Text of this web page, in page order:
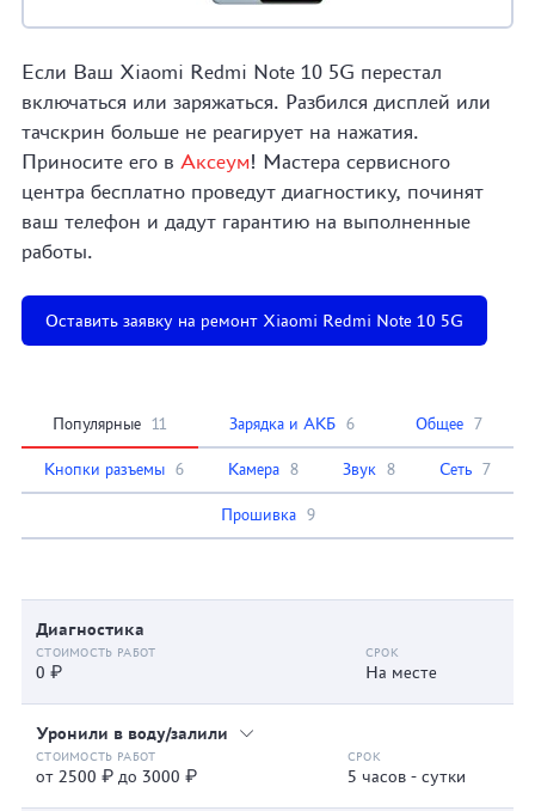
Если Ваш Xiaomi Redmi Note 10 5G перестал
включаться или заряжаться. Разбился дисплей или
тачскрин больше не реагирует на нажатия.
Приносите его в Аксеум! Мастера сервисного
центра бесплатно проведут диагностику, починят
ваш телефон и дадут гарантию на выполненные
работы.
Оставить заявку на ремонт Xiaomi Redmi Note 10 5G
Популярные 11 Зарядка и АКБ 6 Общее 7
Кнопки разъемы 6 Камера 8 Звук 8 Сеть 7
Прошивка 9
Диагностика
0 ₽ На месте
Уронили в воду/залили
от 2500 ₽ до 3000 ₽ 5 часов - сутки